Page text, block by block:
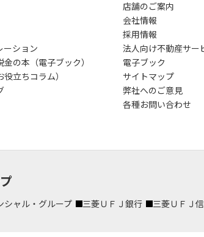
ーション
の本（電子ブック）
立ちコラム）
店舗のご案内
会社情報
採用情報
法人向け不動産サー
電子ブック
サイトマップ
弊社へのご意見
各種お問い合わせ
シャル・グループ 三菱ＵＦＪ銀行 三菱ＵＦＪ